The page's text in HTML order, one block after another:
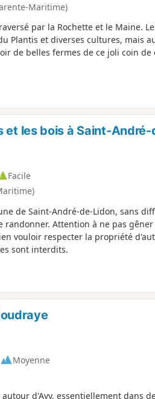
Maritime)
par la Rochette et le Maine.
Plantis et diverses cultures, mais
de belles fermes de ce joli coin de
et les bois à Saint-
Facile
de Saint-André-de-Lidon, sans
Attention à ne pas gêner
vouloir respecter la propriété
sont interdits.
Moyenne
d'Avy, essentiellement dans